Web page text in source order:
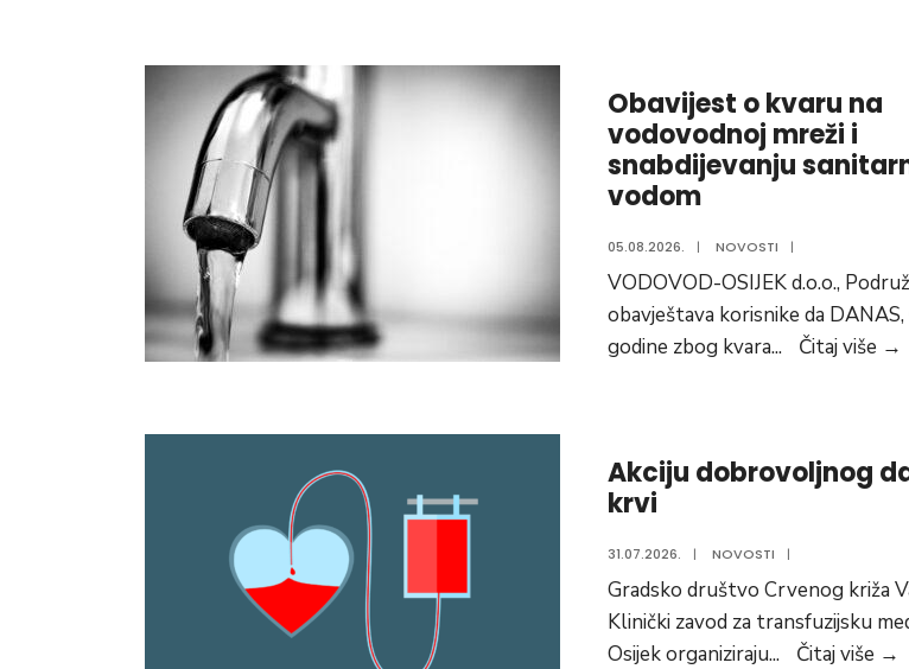
u
Obavijest o kvaru na
vodovodnoj mreži i
snabdijevanju
vodom
05.08.2026. | NOVOSTI |
VODOVOD-OSIJEK d.o.o.,
obavještava korisnike da
godine zbog kvara... Čitaj više →
Akciju dobrovoljnog
krvi
31.07.2026. | NOVOSTI |
Gradsko društvo Crvenog križa
Klinički zavod za transfuzijsku
Osijek organiziraju... Čitaj više →